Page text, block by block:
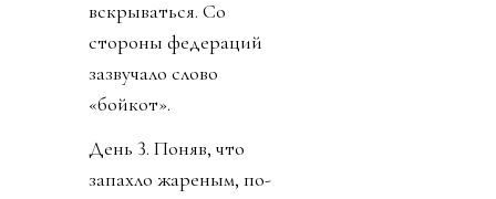
вскрываться. Со
стороны федераций
зазвучало слово
«бойкот».
День 3. Поняв, что
запахло жареным, по-